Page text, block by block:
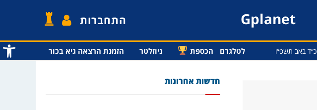
פתח
Gplanet התחברות
כ״ד באב תשפ״ו לטלגרם הכספת ניוזלטר הזמנת הרצאה גיא בכור
חדשות אחרונות